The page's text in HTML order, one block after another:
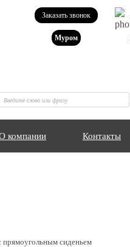
Заказать звонок
Муром
компании Контакты
прямоугольным сиденьем